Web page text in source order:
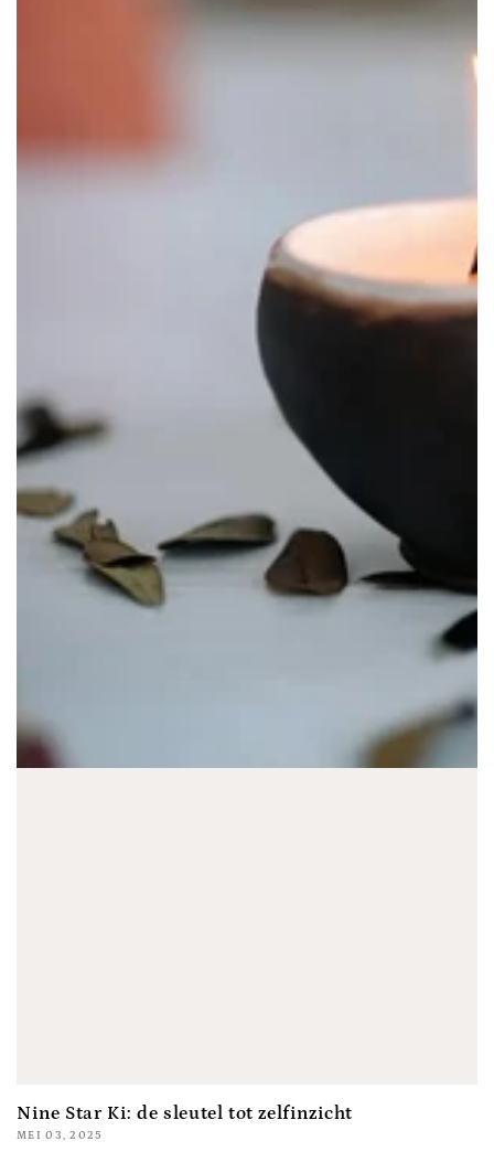
Nine Star Ki: de sleutel tot zelfinzicht
MEI 03, 2025